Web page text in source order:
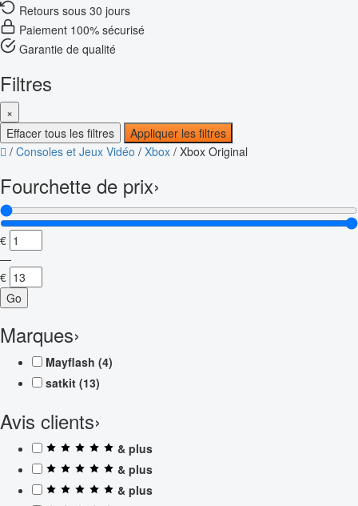
Retours sous 30 jours
Paiement 100% sécurisé
Garantie de qualité
Filtres
×
Effacer tous les filtres
Appliquer les filtres
/ Consoles et Jeux Vidéo / Xbox / Xbox Original
Fourchette de prix›
€
—
€
Go
Marques›
Mayflash (4)
satkit (13)
Avis clients›
& plus
& plus
& plus